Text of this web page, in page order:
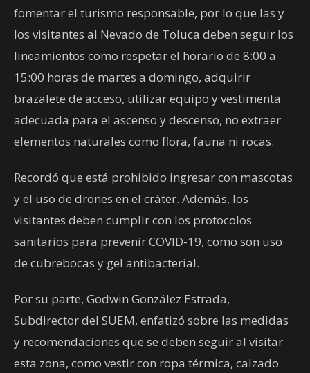
fomentar el turismo responsable, por lo que las y
los visitantes al Nevado de Toluca deben seguir los
lineamientos como respetar el horario de 8:00 a
15:00 horas de martes a domingo, adquirir
brazalete de acceso, utilizar equipo y vestimenta
adecuada para el ascenso y descenso, no extraer
elementos naturales como flora, fauna ni rocas.
Recordó que está prohibido ingresar con mascotas
y el uso de drones en el cráter. Además, los
visitantes deben cumplir con los protocolos
sanitarios para prevenir COVID-19, como son uso
de cubrebocas y gel antibacterial.
Por su parte, Godwin González Estrada,
Subdirector del SUEM, enfatizó sobre las medidas
y recomendaciones que se deben seguir al visitar
esta zona, como vestir con ropa térmica, calzado